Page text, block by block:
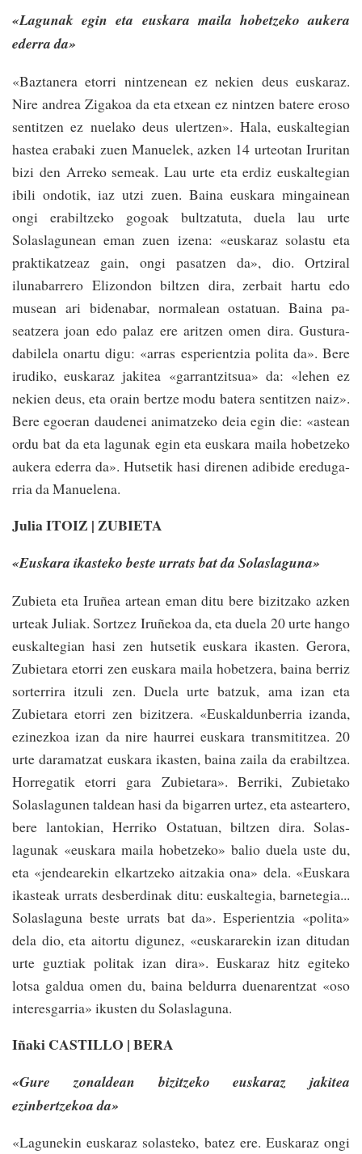
«Lagunak egin eta euskara maila hobetzeko aukera
ederra da»
«Baztanera etorri nintzenean ez nekien deus euskaraz.
Nire andrea Zigakoa da eta etxean ez nintzen batere eroso
senti­tzen ez nuela­ko deus ulertzen». Hala­, euskalte­gian
hastea erabaki zuen Manue­lek, azken 14 urteotan Iruritan
bizi den Arre­ko semeak. Lau urte eta erdiz euskal­tegian
ibili ondotik, iaz utzi zuen. Baina euskara min­gainean
ongi erabil­tzeko gogoak bultzatuta, duela lau urte
Solaslagunean eman zuen­ izena: «euskaraz solastu eta
prakti­ka­­tzeaz gain, ongi pasa­tzen da», dio. Ortziral
ilunabarrero­ Elizondon biltzen dira, zerbait hartu edo
musean ari bidenabar, nor­ma­lean ostatuan. Baina pa­
seatzera­ joan­ edo palaz ere ari­tzen omen dira. Gustura­
dabile­la onartu digu: «arras espe­rien­tzia­ poli­ta da». Bere
irudi­ko, euskaraz jakitea «ga­rrantzi­tsua» da: «lehen ez
nekien deus, eta orain­ bertze modu batera senti­tzen naiz».
Bere egoeran daude­nei ani­matze­ko deia egin die: «as­tean
ordu bat da eta lagunak­ egin eta euska­ra­ maila hobetzeko
aukera ede­rra­ da». Hutsetik hasi direnen adibide ereduga­
rria da Manuelena.
Julia ITOIZ | ZUBIETA
«Euskara ikasteko beste urrats bat da Solaslaguna»
Zubieta eta Iruñea artean eman ditu bere bizitzako azken
urteak­ Juliak. Sortzez Iruñekoa da, eta duela 20 urte hango
euskaltegian hasi­ zen hutsetik euskara ikasten. Gerora,
Zubietara eto­rri­ zen euskara maila hobetze­ra, baina berriz
sorterrira itzuli zen. Duela urte batzuk, ama izan eta
Zubieta­ra etorri zen bizitzera. «Euskaldunberria izanda,
ezinez­koa izan da nire haurrei­ euskara transmiti­tzea. 20
urte da­ramatzat euskara ikasten, baina zaila da era­bil­tzea.
Horre­ga­tik etorri gara­ Zubie­tara». Berriki, Zu­bietako
Solaslagunen tal­dean­ hasi da biga­rren urtez, eta astear­te­ro,
bere lantokian, Herri­ko Ostatuan, bil­tzen dira. Solas­
lagunak «euskara maila hobetze­ko» balio­ duela­ uste du,
eta «jendearekin elkartze­ko ai­tzakia ona» dela. «Euskara
ikasteak urrats desberdinak ditu: euskaltegia, barnetegia...
Solaslaguna beste urrats­ bat da». Espe­rien­tzia «polita»
dela dio, eta aitortu digu­nez, «euska­ra­re­kin izan di­tudan
urte guz­tiak­ poli­tak izan dira». Euska­raz hitz egiteko
lotsa­ galdua omen du, baina­ beldurra­ duenarentzat «oso
interesgarria» ikusten du Solas­laguna.
Iñaki CASTILLO | BERA
«Gure zonaldean bizi­tzeko euskaraz jakitea
ezinbertzekoa da»
«Lagunekin euskaraz solasteko­, batez ere. Euskaraz ongi